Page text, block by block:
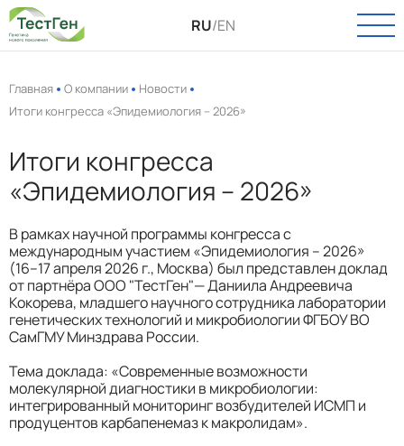
О нас
Новости
Вакансии
Онкология
Инфекции
Пренатальная диагностика
Выделение РНК и ДНК
Полиморфизмы
Биоинформатика
УСЛУГИ
ТЕХПОДДЕРЖКА
RU/EN
Главная О компании
Новости
Итоги конгресса «Эпидемиология – 2026»
Итоги конгресса
«Эпидемиология – 2026»
В рамках научной программы конгресса с
международным участием «Эпидемиология – 2026»
(16–17 апреля 2026 г., Москва) был представлен доклад
от партнёра ООО "ТестГен"— Даниила Андреевича
Кокорева, младшего научного сотрудника лаборатории
генетических технологий и микробиологии ФГБОУ ВО
СамГМУ Минздрава России.
Тема доклада: «Современные возможности
молекулярной диагностики в микробиологии:
интегрированный мониторинг возбудителей ИСМП и
продуцентов карбапенемаз к макролидам».